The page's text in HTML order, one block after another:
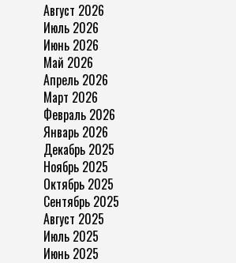
Август 2026
Июль 2026
Июнь 2026
Май 2026
Апрель 2026
Март 2026
Февраль 2026
Январь 2026
Декабрь 2025
Ноябрь 2025
Октябрь 2025
Сентябрь 2025
Август 2025
Июль 2025
Июнь 2025